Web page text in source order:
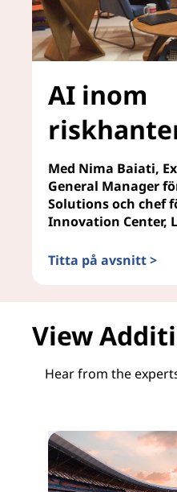
AI inom
Med Nima Baiati,
General Manager
Solutions och chef
Innovation Center,
Titta på avsnitt >
View
Hear from the